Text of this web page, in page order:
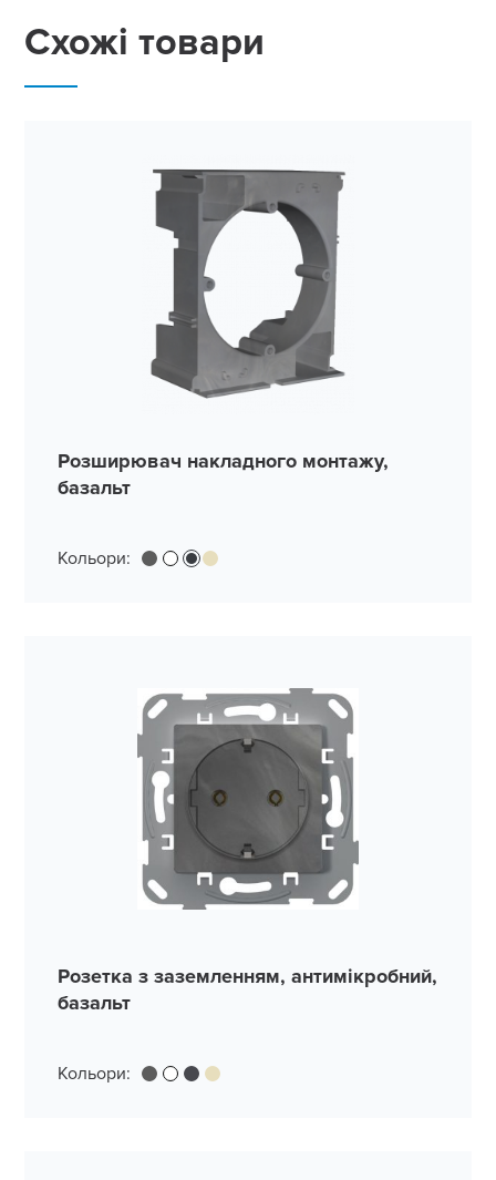
Схожі товари
Розширювач накладного монтажу,
базальт
Кольори:
Розетка з заземленням, антимікробний,
базальт
Кольори: